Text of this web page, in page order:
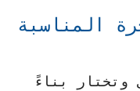
المناسبة
وتختار بناءً